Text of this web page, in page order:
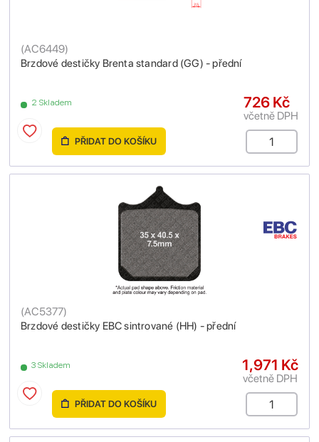
Brzdové destičky Brenta standard (GG) - přední
(AC6449)
2 Skladem 726 Kč
včetně DPH
PŘIDAT DO KOŠÍKU
Brzdové destičky EBC sintrované (HH) - přední
(AC5377)
3 Skladem 1,971 Kč
včetně DPH
PŘIDAT DO KOŠÍKU